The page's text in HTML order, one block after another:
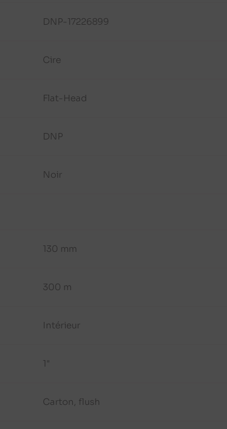
DNP-17226899
Cire
Flat-Head
DNP
Noir
130 mm
300 m
Intérieur
1"
Carton, flush